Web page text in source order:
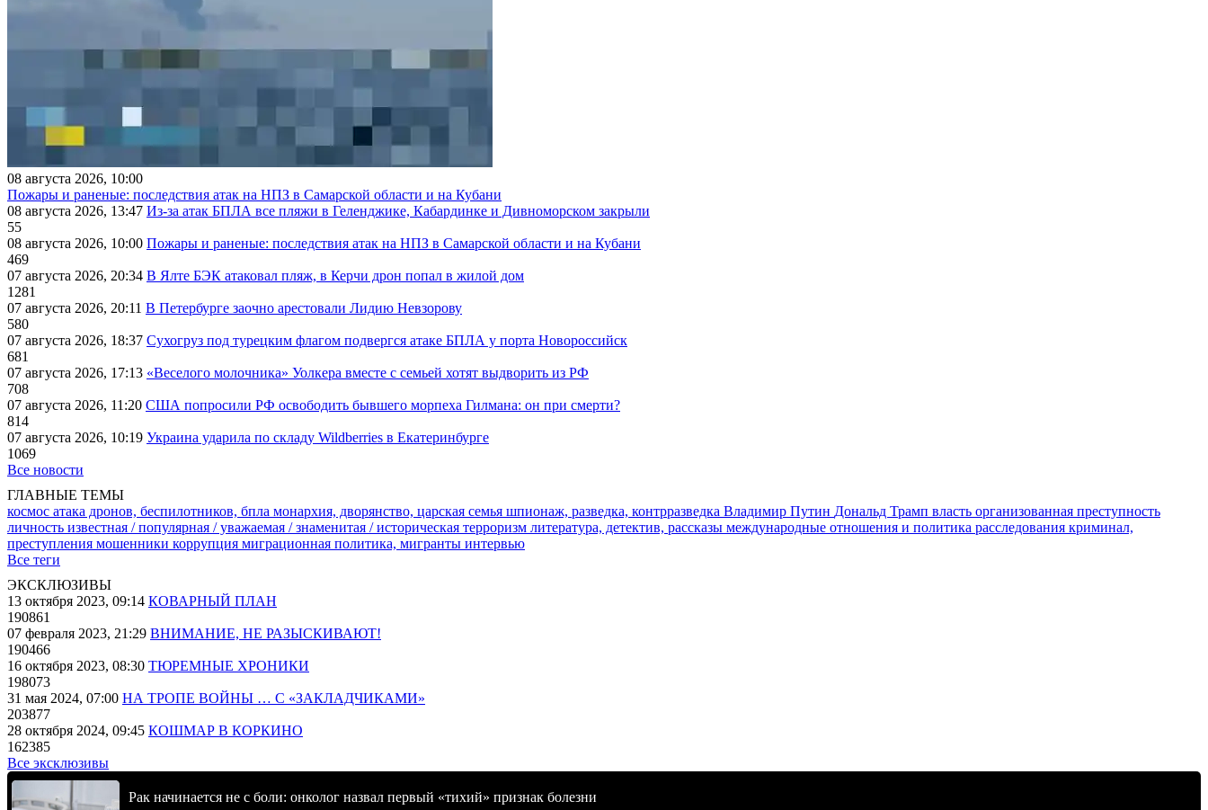
08 августа 2026, 10:00
Пожары и раненые: последствия атак на НПЗ в Самарской области и на Кубани
08 августа 2026, 13:47 Из-за атак БПЛА все пляжи в Геленджике, Кабардинке и Дивноморском закрыли
55
08 августа 2026, 10:00 Пожары и раненые: последствия атак на НПЗ в Самарской области и на Кубани
469
07 августа 2026, 20:34 В Ялте БЭК атаковал пляж, в Керчи дрон попал в жилой дом
1281
07 августа 2026, 20:11 В Петербурге заочно арестовали Лидию Невзорову
580
07 августа 2026, 18:37 Сухогруз под турецким флагом подвергся атаке БПЛА у порта Новороссийск
681
07 августа 2026, 17:13 «Веселого молочника» Уолкера вместе с семьей хотят выдворить из РФ
708
07 августа 2026, 11:20 США попросили РФ освободить бывшего морпеха Гилмана: он при смерти?
814
07 августа 2026, 10:19 Украина ударила по складу Wildberries в Екатеринбурге
1069
Все новости
ГЛАВНЫЕ ТЕМЫ
космос атака дронов, беспилотников, бпла монархия, дворянство, царская семья шпионаж, разведка, контрразведка Владимир Путин Дональд Трамп власть организованная преступность
личность известная / популярная / уважаемая / знаменитая / историческая терроризм литература, детектив, рассказы международные отношения и политика расследования криминал,
преступления мошенники коррупция миграционная политика, мигранты интервью
Все теги
ЭКСКЛЮЗИВЫ
13 октября 2023, 09:14 КОВАРНЫЙ ПЛАН
190861
07 февраля 2023, 21:29 ВНИМАНИЕ, НЕ РАЗЫСКИВАЮТ!
190466
16 октября 2023, 08:30 ТЮРЕМНЫЕ ХРОНИКИ
198073
31 мая 2024, 07:00 НА ТРОПЕ ВОЙНЫ … С «ЗАКЛАДЧИКАМИ»
203877
28 октября 2024, 09:45 КОШМАР В КОРКИНО
162385
Все эксклюзивы
Рак начинается не с боли: онколог назвал первый «тихий» признак болезни